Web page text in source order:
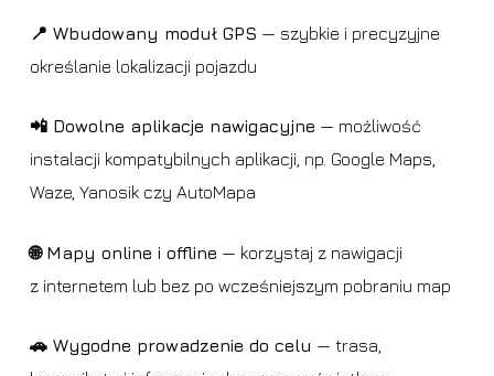
📍 Wbudowany moduł GPS — szybkie i precyzyjne
określanie lokalizacji pojazdu
📲 Dowolne aplikacje nawigacyjne — możliwość
instalacji kompatybilnych aplikacji, np. Google Maps,
Waze, Yanosik czy AutoMapa
🌐 Mapy online i offline — korzystaj z nawigacji
z internetem lub bez po wcześniejszym pobraniu map
🚗 Wygodne prowadzenie do celu — trasa,